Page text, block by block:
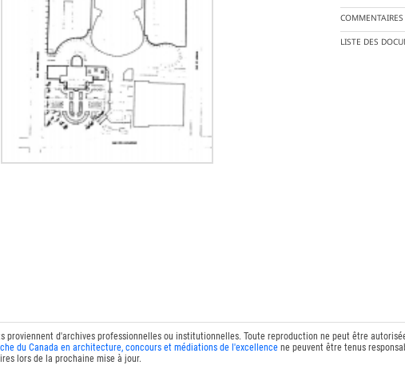
COMMENTAIRES
LISTE DES
proviennent d'archives professionnelles ou institutionnelles. Toute reproduction ne peut être
du Canada en architecture, concours et médiations de l'excellencene peuvent être tenus
lors de la prochaine mise à jour.